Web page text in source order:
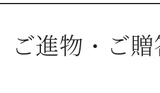
ご進物・ご